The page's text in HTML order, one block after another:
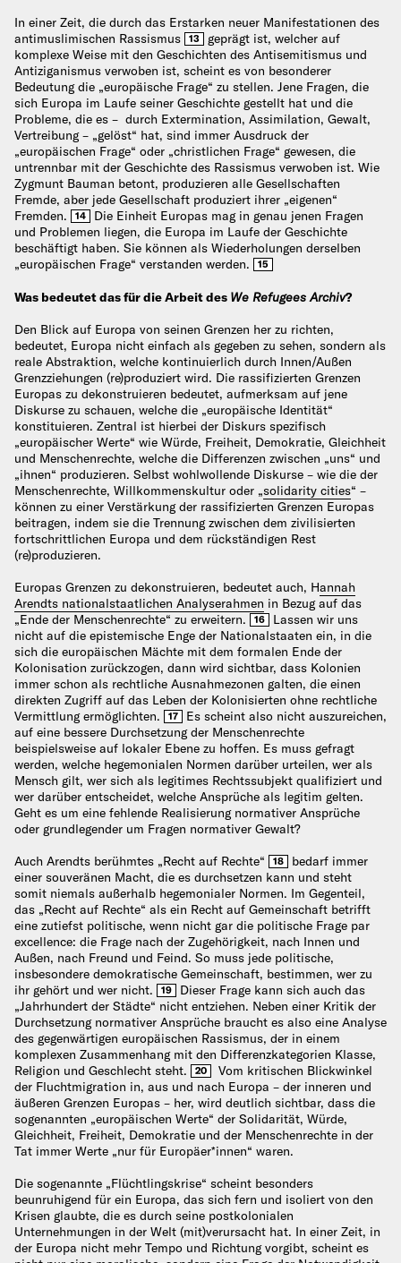
In einer Zeit, die durch das Erstarken neuer Manifestationen des
antimuslimischen Rassismus
13
geprägt ist, welcher auf
komplexe Weise mit den Geschichten des Antisemitismus und
Antiziganismus verwoben ist, scheint es von besonderer
Bedeutung die „europäische Frage“ zu stellen. Jene Fragen, die
sich Europa im Laufe seiner Geschichte gestellt hat und die
Probleme, die es – durch Extermination, Assimilation, Gewalt,
Vertreibung – „gelöst“ hat, sind immer Ausdruck der
„europäischen Frage“ oder „christlichen Frage“ gewesen, die
untrennbar mit der Geschichte des Rassismus verwoben ist. Wie
Zygmunt Bauman betont, produzieren alle Gesellschaften
Fremde, aber jede Gesellschaft produziert ihrer „eigenen“
Fremden.
14
Die Einheit Europas mag in genau jenen Fragen
und Problemen liegen, die Europa im Laufe der Geschichte
beschäftigt haben. Sie können als Wiederholungen derselben
„europäischen Frage“ verstanden werden.
15
Was bedeutet das für die Arbeit des We Refugees Archiv?
Den Blick auf Europa von seinen Grenzen her zu richten,
bedeutet, Europa nicht einfach als gegeben zu sehen, sondern als
reale Abstraktion, welche kontinuierlich durch Innen/Außen
Grenzziehungen (re)produziert wird. Die rassifizierten Grenzen
Europas zu dekonstruieren bedeutet, aufmerksam auf jene
Diskurse zu schauen, welche die „europäische Identität“
konstituieren. Zentral ist hierbei der Diskurs spezifisch
„europäischer Werte“ wie Würde, Freiheit, Demokratie, Gleichheit
und Menschenrechte, welche die Differenzen zwischen „uns“ und
„ihnen“ produzieren. Selbst wohlwollende Diskurse – wie die der
Menschenrechte, Willkommenskultur oder „solidarity cities“ –
können zu einer Verstärkung der rassifizierten Grenzen Europas
beitragen, indem sie die Trennung zwischen dem zivilisierten
fortschrittlichen Europa und dem rückständigen Rest
(re)produzieren.
Europas Grenzen zu dekonstruieren, bedeutet auch, Hannah
Arendts nationalstaatlichen Analyserahmen in Bezug auf das
„Ende der Menschenrechte“ zu erweitern.
16
Lassen wir uns
nicht auf die epistemische Enge der Nationalstaaten ein, in die
sich die europäischen Mächte mit dem formalen Ende der
Kolonisation zurückzogen, dann wird sichtbar, dass Kolonien
immer schon als rechtliche Ausnahmezonen galten, die einen
direkten Zugriff auf das Leben der Kolonisierten ohne rechtliche
Vermittlung ermöglichten.
17
Es scheint also nicht auszureichen,
auf eine bessere Durchsetzung der Menschenrechte
beispielsweise auf lokaler Ebene zu hoffen. Es muss gefragt
werden, welche hegemonialen Normen darüber urteilen, wer als
Mensch gilt, wer sich als legitimes Rechtssubjekt qualifiziert und
wer darüber entscheidet, welche Ansprüche als legitim gelten.
Geht es um eine fehlende Realisierung normativer Ansprüche
oder grundlegender um Fragen normativer Gewalt?
Auch Arendts berühmtes „Recht auf Rechte“ 18
bedarf immer
einer souveränen Macht, die es durchsetzen kann und steht
somit niemals außerhalb hegemonialer Normen. Im Gegenteil,
das „Recht auf Rechte“ als ein Recht auf Gemeinschaft betrifft
eine zutiefst politische, wenn nicht gar die politische Frage par
excellence: die Frage nach der Zugehörigkeit, nach Innen und
Außen, nach Freund und Feind. So muss jede politische,
insbesondere demokratische Gemeinschaft, bestimmen, wer zu
ihr gehört und wer nicht.
19
Dieser Frage kann sich auch das
„Jahrhundert der Städte“ nicht entziehen. Neben einer Kritik der
Durchsetzung normativer Ansprüche braucht es also eine Analyse
des gegenwärtigen europäischen Rassismus, der in einem
komplexen Zusammenhang mit den Differenzkategorien Klasse,
Religion und Geschlecht steht.
20
Vom kritischen Blickwinkel
der Fluchtmigration in, aus und nach Europa – der inneren und
äußeren Grenzen Europas – her, wird deutlich sichtbar, dass die
sogenannten „europäischen Werte“ der Solidarität, Würde,
Gleichheit, Freiheit, Demokratie und der Menschenrechte in der
Tat immer Werte „nur für Europäer*innen“ waren.
Die sogenannte „Flüchtlingskrise“ scheint besonders
beunruhigend für ein Europa, das sich fern und isoliert von den
Krisen glaubte, die es durch seine postkolonialen
Unternehmungen in der Welt (mit)verursacht hat. In einer Zeit, in
der Europa nicht mehr Tempo und Richtung vorgibt, scheint es